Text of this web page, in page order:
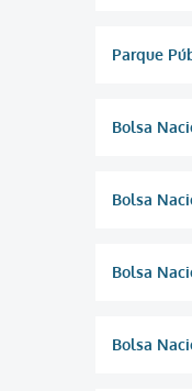
Parque
Bolsa
Bolsa
Bolsa
Bolsa